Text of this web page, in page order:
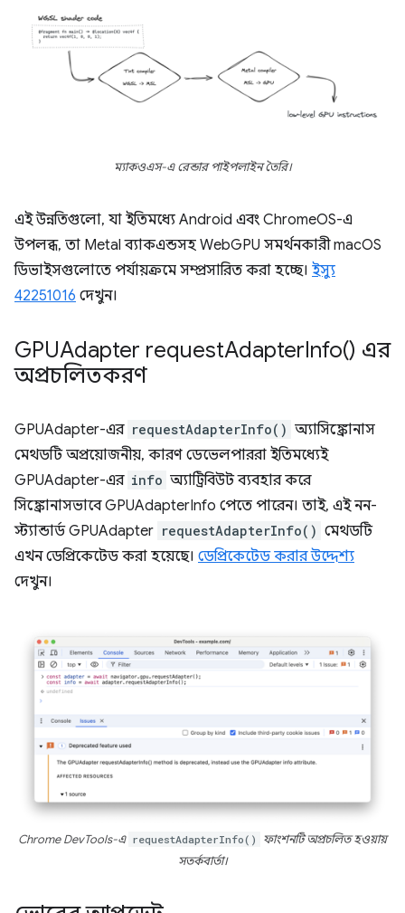
ম্যাকওএস-এ রেন্ডার পাইপলাইন তৈরি।
এই উন্নতিগুলো, যা ইতিমধ্যে Android এবং ChromeOS-এ
উপলব্ধ, তা Metal ব্যাকএন্ডসহ WebGPU সমর্থনকারী macOS
ডিভাইসগুলোতে পর্যায়ক্রমে সম্প্রসারিত করা হচ্ছে। ইস্যু
42251016 দেখুন।
GPUAdapter requestAdapterInfo() এর
অপ্রচলিতকরণ
GPUAdapter-এর requestAdapterInfo() অ্যাসিঙ্ক্রোনাস
মেথডটি অপ্রয়োজনীয়, কারণ ডেভেলপাররা ইতিমধ্যেই
GPUAdapter-এর info অ্যাট্রিবিউট ব্যবহার করে
সিঙ্ক্রোনাসভাবে GPUAdapterInfo পেতে পারেন। তাই, এই নন-
স্ট্যান্ডার্ড GPUAdapter requestAdapterInfo() মেথডটি
এখন ডেপ্রিকেটেড করা হয়েছে। ডেপ্রিকেটেড করার উদ্দেশ্য
দেখুন।
Chrome DevTools-এ requestAdapterInfo()
ফাংশনটি অপ্রচলিত হওয়ায়
সতর্কবার্তা।